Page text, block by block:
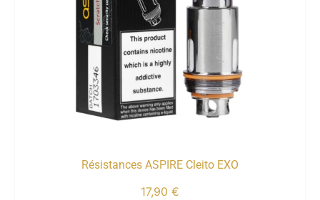
Résistances ASPIRE Cleito EXO
17,90 €